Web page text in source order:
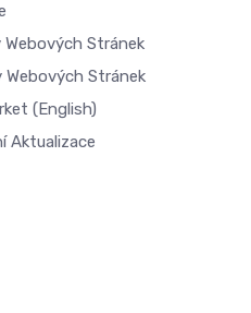
Webových Stránek
Webových Stránek
(English)
Aktualizace